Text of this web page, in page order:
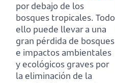
por debajo de los
bosques tropicales. Todo
ello puede llevar a una
gran pérdida de bosques
e impactos ambientales
y ecológicos graves por
la eliminación de la